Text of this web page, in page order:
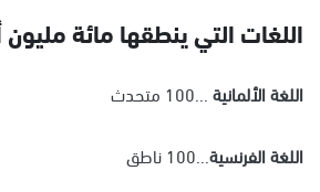
اللغات التي ينطقها مائة
اللغة الألمانية...100 متحدث
اللغة الفرنسية...100 ناطق